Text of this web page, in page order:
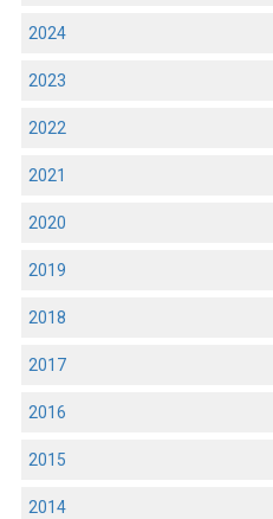
2024
2023
2022
2021
2020
2019
2018
2017
2016
2015
2014